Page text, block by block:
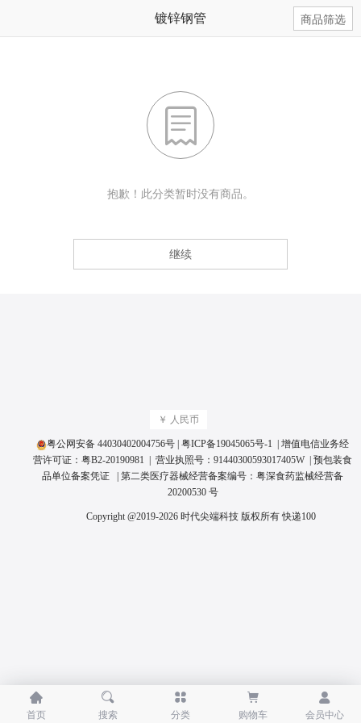
商品筛选
镀锌钢管

抱歉！此分类暂时没有商品。
继续
￥ 人民币
粤公网安备 44030402004756号 粤ICP备19045065号-1 | 增值电信业务经
营许可证： 粤B2-20190981 | 营业执照号： 91440300593017405W
预包装食
品单位备案凭证
| 第二类医疗器械经营备案编号： 粤深食药监械经营备
20200530 号
Copyright @2019-2026 时代尖端科技 版权所有快递100

首页

搜索

分类

购物车

会员中心